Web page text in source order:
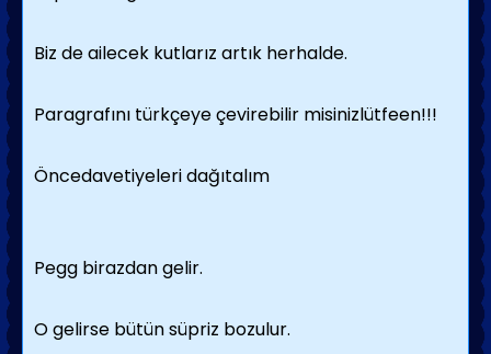
Biz de ailecek kutlarız artık herhalde.
Paragrafını türkçeye çevirebilir misinizlütfeen!!!
Öncedavetiyeleri dağıtalım
Pegg birazdan gelir.
O gelirse bütün süpriz bozulur.